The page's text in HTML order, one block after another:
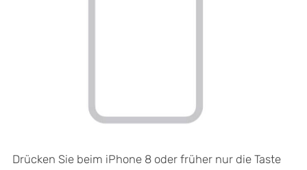
Drücken Sie beim iPhone 8 oder früher nur die Taste